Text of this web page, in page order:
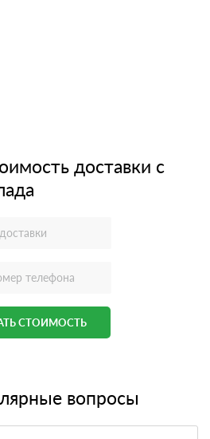
доставки с
СТОИМОСТЬ
вопросы